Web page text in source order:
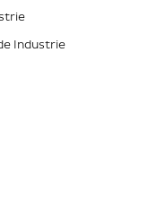
Industrie